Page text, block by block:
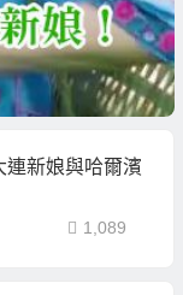
連新娘與哈爾濱
1,089